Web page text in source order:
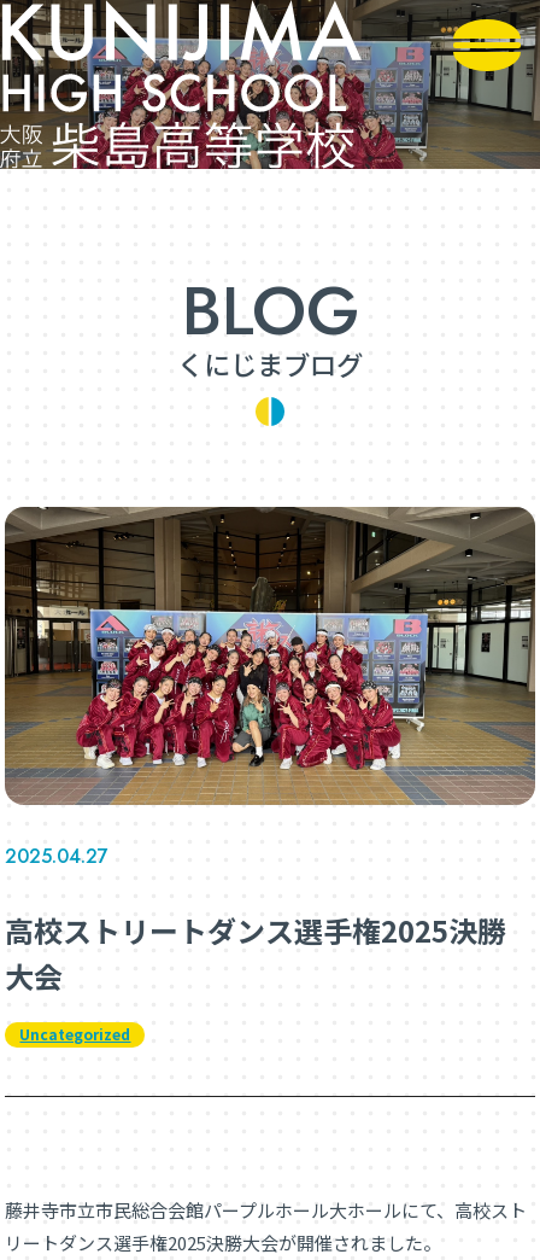
くにじまブログ
2025.04.27
高校ストリートダンス選手権2025決勝
大会
Uncategorized
藤井寺市立市民総合会館パープルホール大ホールにて、高校スト
リートダンス選手権2025決勝大会が開催されました。